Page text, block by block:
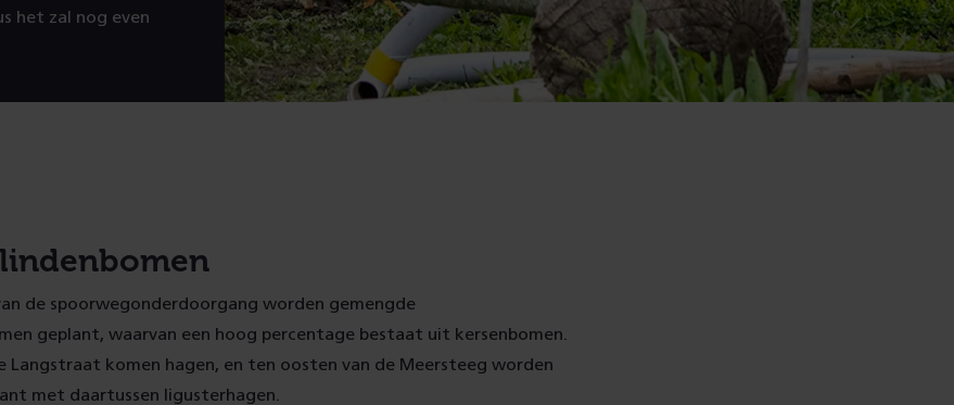
het zal nog even
de spoorwegonderdoorgang worden gemengde
geplant, waarvan een hoog percentage bestaat uit kersenbomen.
Langstraat komen hagen, en ten oosten van de Meersteeg worden
met daartussen ligusterhagen.